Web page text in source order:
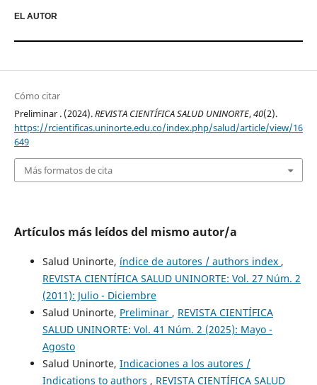
EL AUTOR
Cómo citar
Preliminar . (2024).REVISTA CIENTÍFICA SALUD UNINORTE,40(2).
https://rcientificas.uninorte.edu.co/index.php/salud/article/view/16
649
Más formatos de cita
Artículos más leídos del mismo autor/a
Salud Uninorte, índice de autores / authors index ,
REVISTA CIENTÍFICA SALUD UNINORTE: Vol. 27 Núm. 2
(2011): Julio - Diciembre
Salud Uninorte, Preliminar , REVISTA CIENTÍFICA
SALUD UNINORTE: Vol. 41 Núm. 2 (2025): Mayo -
Agosto
Salud Uninorte, Indicaciones a los autores /
Indications to authors , REVISTA CIENTÍFICA SALUD